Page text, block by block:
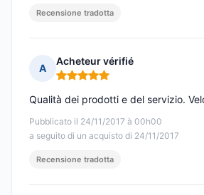
Recensione tradotta
A
Acheteur vérifié
Nota: 5 su 5
Pubblicato il 24/11/2017 à 00h00
a seguito di un acquisto di 24/11/2017
Qualità dei prodotti e del servizio.
Recensione tradotta